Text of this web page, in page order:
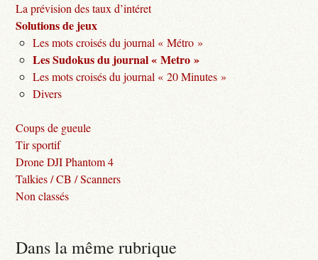
La prévision des taux d’intéret
Solutions de jeux
Les mots croisés du journal « Métro »
Les Sudokus du journal « Metro »
Les mots croisés du journal « 20 Minutes »
Divers
Coups de gueule
Tir sportif
Drone DJI Phantom 4
Talkies / CB / Scanners
Non classés
Dans la même rubrique